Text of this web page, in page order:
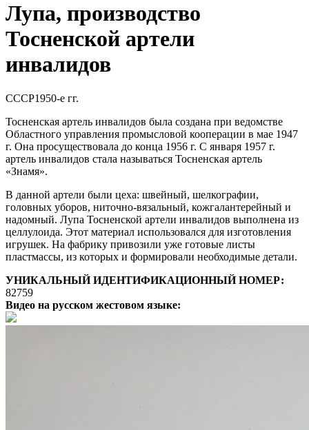
Лупа, производство
Тосненской артели
инвалидов
СССР1950-е гг.
Тосненская артель инвалидов была создана при ведомстве
Областного управления промысловой кооперации в мае 1947
г. Она просуществовала до конца 1956 г. С января 1957 г.
артель инвалидов стала называться Тосненская артель
«Знамя».
В данной артели были цеха: швейный, шелкографии,
головных уборов, ниточно-вязальный, кожгалантерейный и
надомный. Лупа Тосненской артели инвалидов выполнена из
целлулоида. Этот материал использовался для изготовления
игрушек. На фабрику привозили уже готовые листы
пластмассы, из которых и формировали необходимые детали.
УНИКАЛЬНЫЙ ИДЕНТИФИКАЦИОННЫЙ НОМЕР:
82759
Видео на русском жестовом языке: